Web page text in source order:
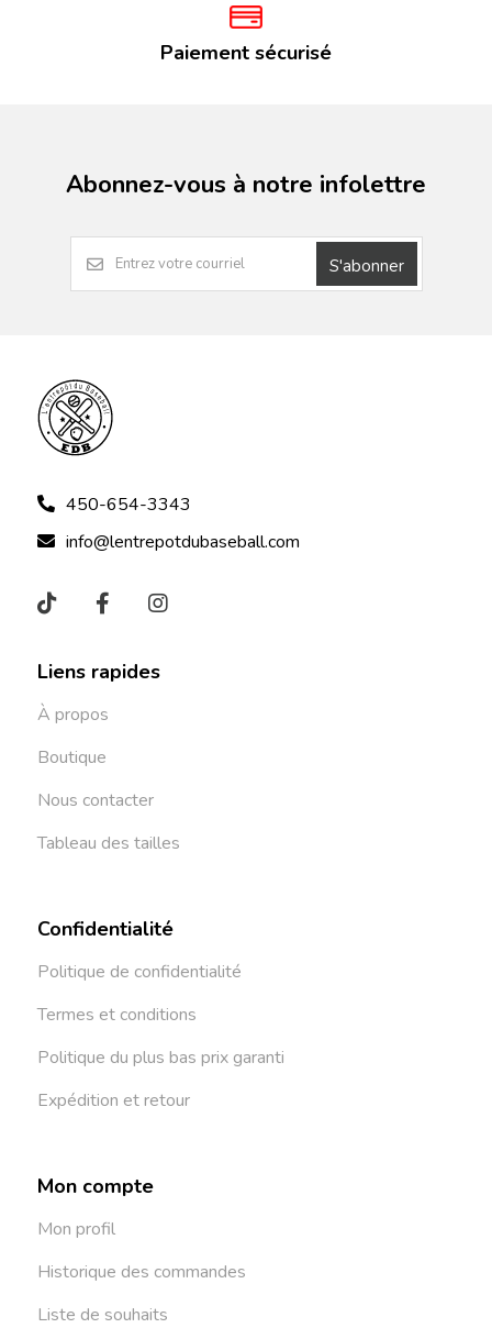
Paiement sécurisé
Abonnez-vous à notre infolettre
S'abonner
450-654-3343
info@lentrepotdubaseball.com
Liens rapides
À propos
Boutique
Nous contacter
Tableau des tailles
Confidentialité
Politique de confidentialité
Termes et conditions
Politique du plus bas prix garanti
Expédition et retour
Mon compte
Mon profil
Historique des commandes
Liste de souhaits